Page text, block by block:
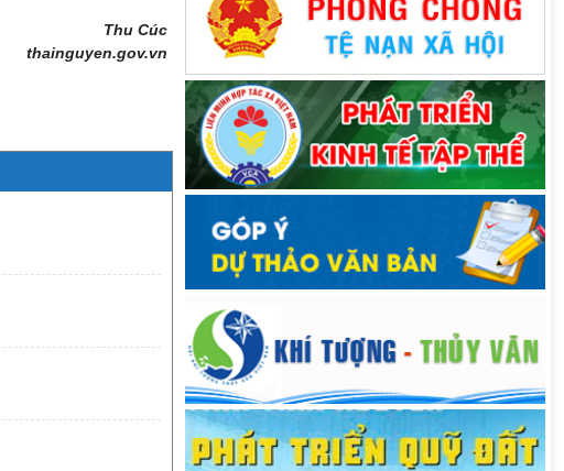
Thu Cúc
thainguyen.gov.vn